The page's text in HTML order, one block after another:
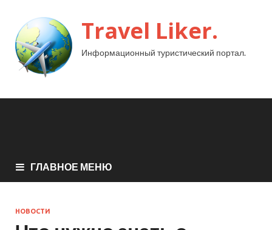
Travel Liker.
Информационный туристический портал.
ГЛАВНОЕ МЕНЮ
НОВОСТИ